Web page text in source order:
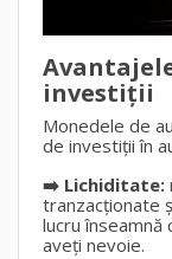
investiții
Monedele de
de investiții în
➡️ Lichiditate:
tranzacționate
lucru înseamnă
aveți nevoie.